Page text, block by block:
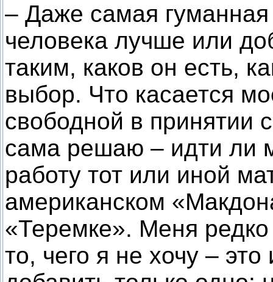
– Даже самая
человека лучше или
таким, каков он есть,
выбор. Что касается
свободной в принятии
сама решаю – идти ли
работу тот или иной
американском
«Теремке». Меня редко
то, чего я не хочу –